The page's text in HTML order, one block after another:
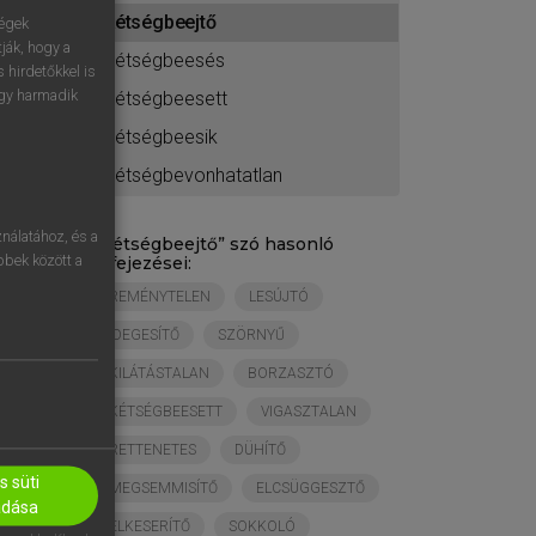
kétségbeejtő
kétségbeesés
kétségbeesett
kétségbeesik
kétségbevonhatatlan
„ kétségbeejtő” szó hasonló
kifejezései:
REMÉNYTELEN LESÚJTÓ
IDEGESÍTŐ SZÖRNYŰ
KILÁTÁSTALAN BORZASZTÓ
KÉTSÉGBEESETT VIGASZTALAN
RETTENETES DÜHÍTŐ
MEGSEMMISÍTŐ ELCSÜGGESZTŐ
ELKESERÍTŐ SOKKOLÓ
hogy a
hirdetőkkel is
harmadik
és a
között a
süti